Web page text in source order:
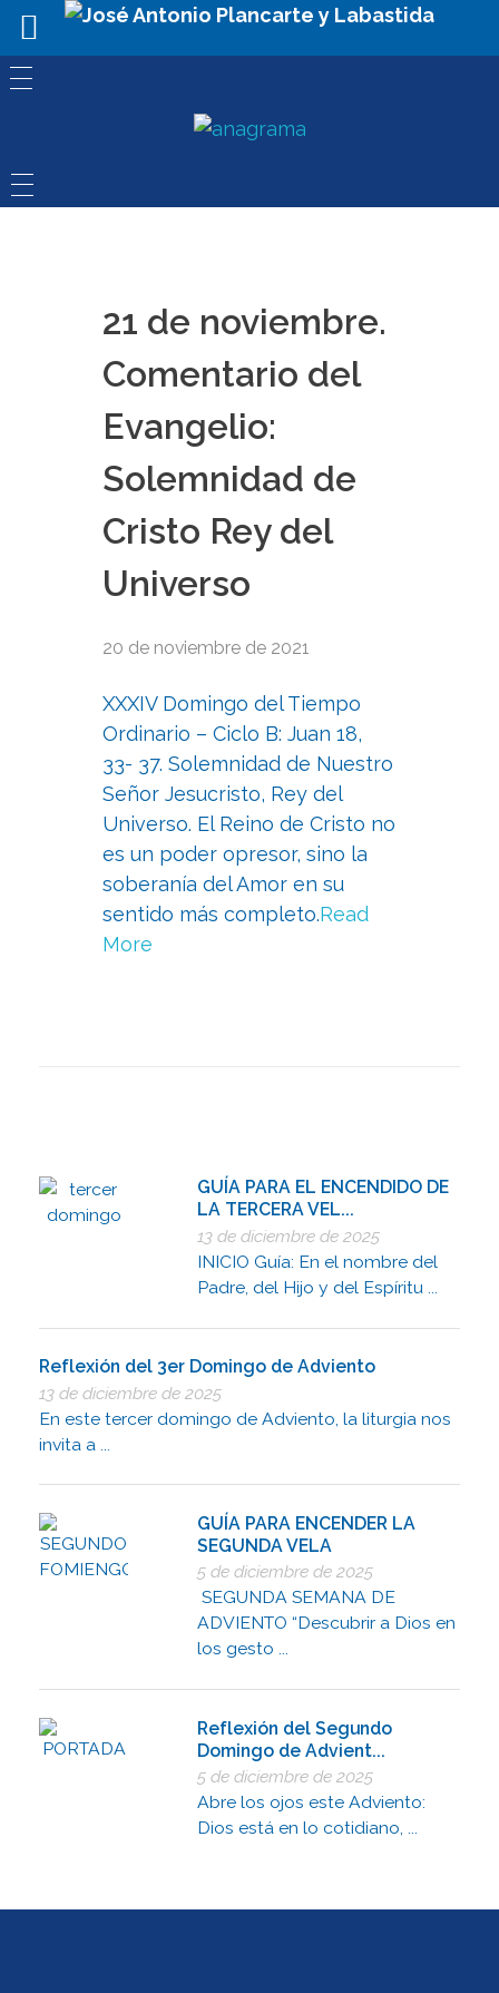
21 de noviembre.
Comentario del
Evangelio:
Solemnidad de
Cristo Rey del
Universo
20 de noviembre de 2021
XXXIV Domingo del Tiempo
Ordinario – Ciclo B: Juan 18,
33- 37. Solemnidad de Nuestro
Señor Jesucristo, Rey del
Universo. El Reino de Cristo no
es un poder opresor, sino la
soberanía del Amor en su
sentido más completo.Read
More
GUÍA PARA EL ENCENDIDO DE
LA TERCERA VEL...
13 de diciembre de 2025
INICIO Guía: En el nombre del
Padre, del Hijo y del Espíritu ...
Reflexión del 3er Domingo de Adviento
13 de diciembre de 2025
En este tercer domingo de Adviento, la liturgia nos
invita a ...
GUÍA PARA ENCENDER LA
SEGUNDA VELA
5 de diciembre de 2025
SEGUNDA SEMANA DE
ADVIENTO “Descubrir a Dios en
los gesto ...
Reflexión del Segundo
Domingo de Advient...
5 de diciembre de 2025
Abre los ojos este Adviento:
Dios está en lo cotidiano, ...